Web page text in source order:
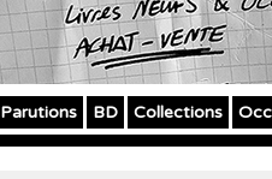
Parutions BD Collections